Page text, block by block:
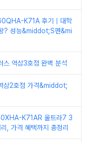
K71A 후기｜대학
? 성능&middot;S펜&mi
스 역삼3호점 완벽 분석
삼2호점 가격&middot;
K71AR 울트라7 3
, 가격 혜택까지 총정리